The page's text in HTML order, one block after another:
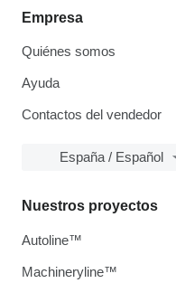
Empresa
Quiénes somos
Ayuda
Contactos del vendedor
España / Español
Nuestros proyectos
Autoline™
Machineryline™